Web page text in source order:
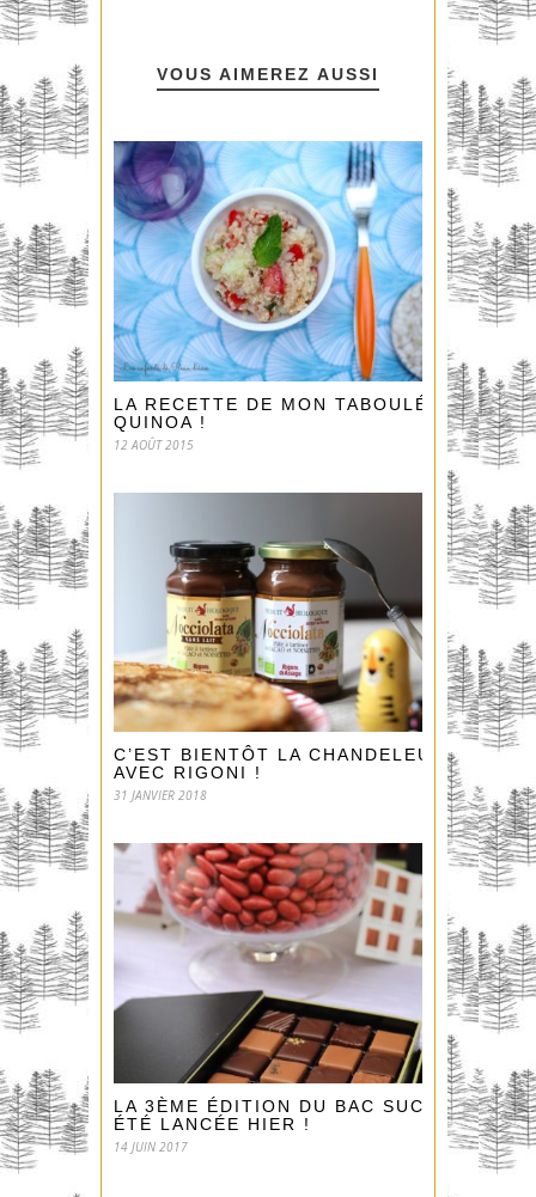
VOUS AIMEREZ AUSSI
LA RECETTE DE MON TABOULÉ AU
QUINOA !
12 AOÛT 2015
C’EST BIENTÔT LA CHANDELEUR
AVEC RIGONI !
31 JANVIER 2018
LA 3ÈME ÉDITION DU BAC SUCRÉ A
ÉTÉ LANCÉE HIER !
14 JUIN 2017